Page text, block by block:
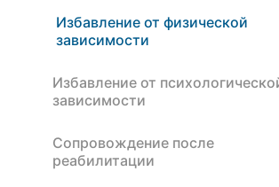
Избавление от физической
зависимости
Избавление от
зависимости
Сопровождение после
реабилитации